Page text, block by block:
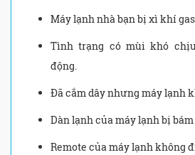
Máy lạnh nhà bạn bị xì khí
Tình trạng có mùi khó
động.
Đã cắm dây nhưng máy lạnh
Dàn lạnh của máy lạnh bị
Remote của máy lạnh không